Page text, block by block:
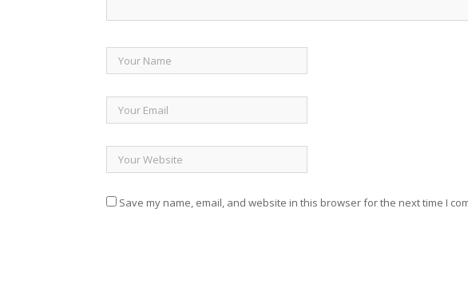
Save my name, email, and website in this browser for the next time I